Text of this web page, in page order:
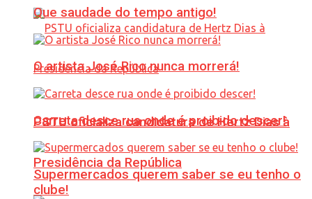
PSTU oficializa candidatura de Hertz Dias à
Presidência da República
Que saudade do tempo antigo!
O artista José Rico nunca morrerá!
Carreta desce rua onde é proibido descer!
Supermercados querem saber se eu tenho o
clube!